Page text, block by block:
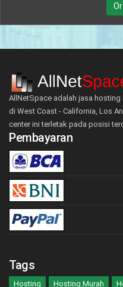
AllNetSpace adalah jasa
di West Coast - California, Los
center ini terletak pada posisi
Pembayaran
Tags
Hosting Hosting Murah